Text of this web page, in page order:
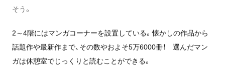
そう。
2～4階にはマンガコーナーを設置している。懐かしの作品から
話題作や最新作まで、その数やおよそ5万6000冊！ 選んだマン
ガは休憩室でじっくりと読むことができる。